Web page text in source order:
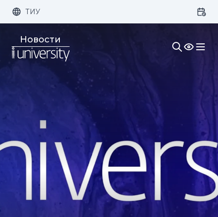
Размер шрифта: Цвет:
Изображения:
Озвучивание:
ТИУ
Новости